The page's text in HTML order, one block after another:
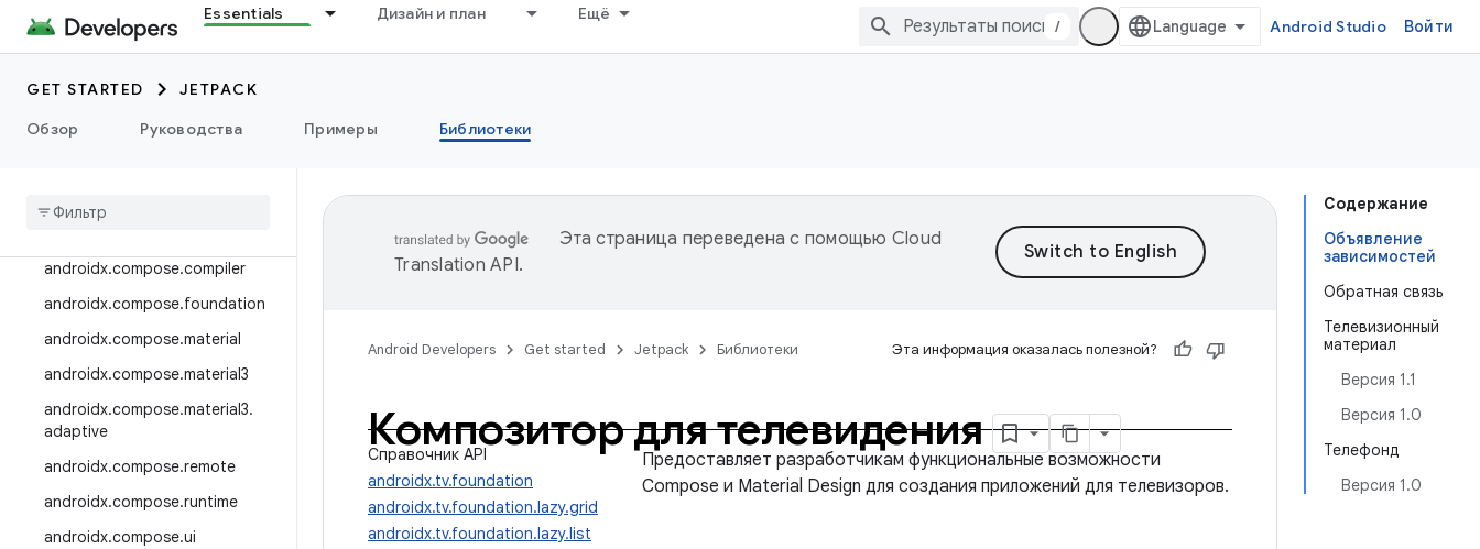
Essentials Дизайн и план Ещё
/ Android Studio Войти
GET STARTED
JETPACK
Обзор
Руководства Примеры Библиотеки
androidx.camera.viewfinder
androidx.car
androidx.car.app
androidx.cardview
androidx.compose.compiler
androidx.compose.foundation
androidx.compose.material
androidx.compose.material3
androidx.compose.material3.
adaptive
androidx.compose.remote
androidx.compose.runtime
androidx.compose.ui
Содержание
Объявление
зависимостей
Обратная связь
Телевизионный
материал
Версия 1.1
Версия 1.0
Телефонд
Версия 1.0
Эта страница переведена с помощью Cloud
Translation API.
Android Developers Get started Jetpack Библиотеки Эта информация оказалась полезной?
Композитор для телевидения
Справочник API
androidx.tv.foundation
androidx.tv.foundation.lazy.grid
androidx.tv.foundation.lazy.list
Предоставляет разработчикам функциональные возможности
Compose и Material Design для создания приложений для телевизоров.